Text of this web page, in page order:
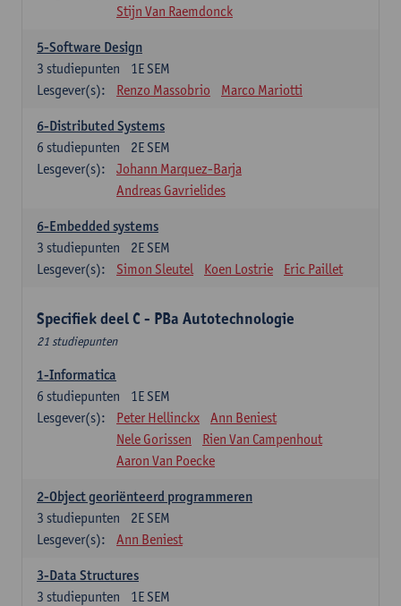
Stijn Van Raemdonck
5-Software Design
1E SEM
3 studiepunten
Lesgever(s):
Renzo Massobrio Marco Mariotti
6-Distributed Systems
2E SEM
6 studiepunten
Lesgever(s):
Johann Marquez-Barja
Andreas Gavrielides
6-Embedded systems
2E SEM
3 studiepunten
Lesgever(s):
Simon Sleutel Koen Lostrie Eric Paillet
Specifiek deel C - PBa Autotechnologie
21 studiepunten
1-Informatica
1E SEM
6 studiepunten
Lesgever(s):
Peter Hellinckx
Ann Beniest
Nele Gorissen
Rien Van Campenhout
Aaron Van Poecke
2-Object georiënteerd programmeren
2E SEM
3 studiepunten
Lesgever(s):
Ann Beniest
3-Data Structures
1E SEM
3 studiepunten